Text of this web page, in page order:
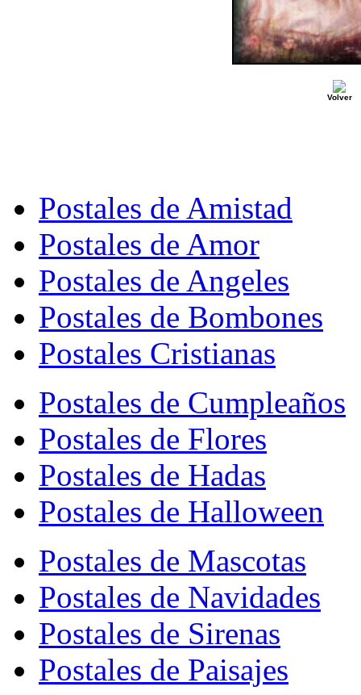
Volver
Postales de Amistad
Postales de Amor
Postales de Angeles
Postales de Bombones
Postales Cristianas
Postales de Cumpleaños
Postales de Flores
Postales de Hadas
Postales de Halloween
Postales de Mascotas
Postales de Navidades
Postales de Sirenas
Postales de Paisajes